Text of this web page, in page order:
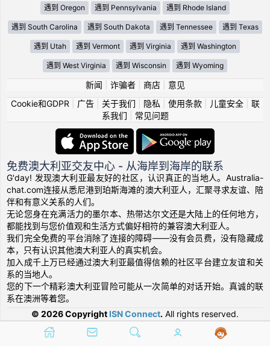
遇到 Oregon 遇到 Pennsylvania 遇到 Rhode Island
遇到 South Carolina 遇到 South Dakota 遇到 Tennessee 遇到 Texas
遇到 Utah 遇到 Vermont 遇到 Virginia 遇到 Washington
遇到 West Virginia 遇到 Wisconsin 遇到 Wyoming
新闻 诈骗者| 商店| 意见
Cookie和GDPR
广告| 关于我们 隐私 使用条款| 儿童安全| 联
系我们
常见问题
免费澳大利亚交友中心 - 从海岸到海岸的联系
G'day! 发现澳大利亚最友好的社区，认识真正的当地人。Australia-
chat.com连接从悉尼港到珀斯海滩的澳大利亚人，汇聚寻求友谊、陪
伴和有意义关系的人们。
无论您身在充满活力的墨尔本、热带达尔文还是大陆上的任何地方，
都能找到与您价值观和生活方式偏好相符的兼容澳大利亚人。
我们完全免费的平台消除了连接的障碍——没有会员费，没有隐藏成
本，只有认识其他澳大利亚人的真实机会。
加入成千上万已经通过澳大利亚最值得信赖的社区平台建立友谊和关
系的当地人。
您的下一个精彩澳大利亚冒险可能从一次简单的对话开始。真诚的联
系在澳洲等着您。
© 2026 Copyright ISN Connect. All rights reserved.